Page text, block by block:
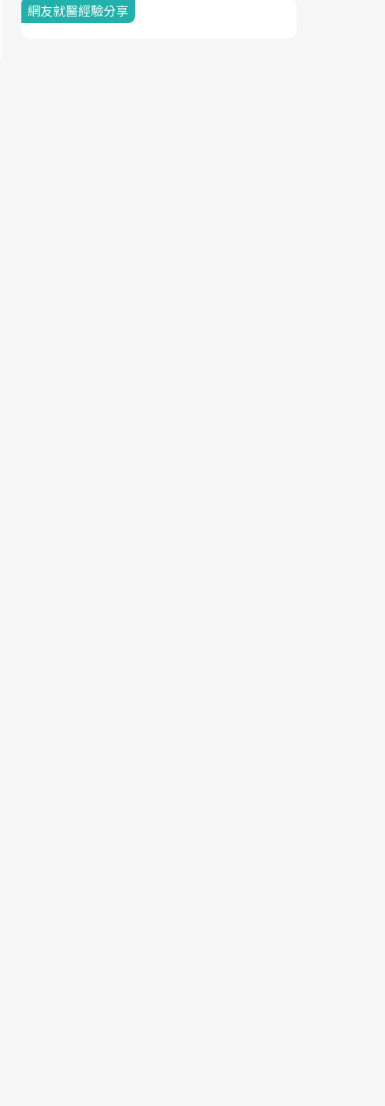
網友就醫經驗分享